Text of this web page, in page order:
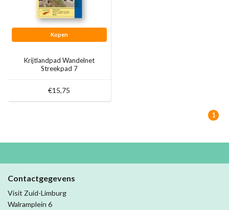
Kopen
Krijtlandpad Wandelnet
Streekpad 7
€15,75
1
Contactgegevens
Visit Zuid-Limburg
Walramplein 6